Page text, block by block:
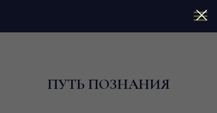
ПУТЬ ПОЗНАНИЯ